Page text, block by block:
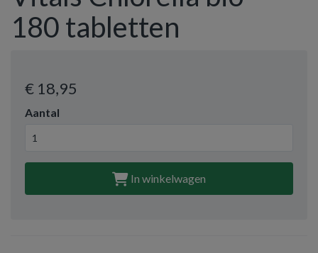
180 tabletten
€ 18,95
Aantal
In winkelwagen